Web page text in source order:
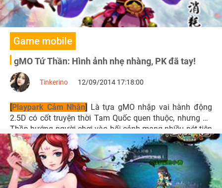
Game mobile
gMO Tứ Thần: Hình ảnh nhẹ nhàng, PK đã tay!
Tinkerino 12/09/2014 17:18:00
[Playpark Cảm Nhận] Là tựa gMO nhập vai hành động
2.5D có cốt truyện thời Tam Quốc quen thuộc, nhưng Tứ
Thần hướng người chơi vào bối cảnh mang nhiều nét tiên
hiệp.